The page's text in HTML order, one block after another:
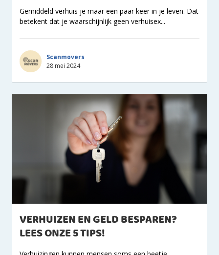
Gemiddeld verhuis je maar een paar keer in je leven. Dat
betekent dat je waarschijnlijk geen verhuisex...
Scanmovers
28 mei 2024
VERHUIZEN EN GELD BESPAREN?
LEES ONZE 5 TIPS!